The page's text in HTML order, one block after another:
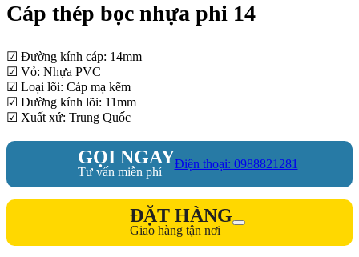
Cáp thép bọc nhựa phi 14
☑ Đường kính cáp: 14mm
☑ Vỏ: Nhựa PVC
☑ Loại lõi: Cáp mạ kẽm
☑ Đường kính lõi: 11mm
☑ Xuất xứ: Trung Quốc
GỌI NGAY
Tư vấn miễn phí
Điện thoại: 0988821281
ĐẶT HÀNG
Giao hàng tận nơi